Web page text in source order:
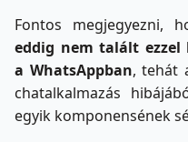
Fontos megjegyezni,
eddig nem talált ezzel
a WhatsAppban, tehát
chatalkalmazás
egyik komponensének